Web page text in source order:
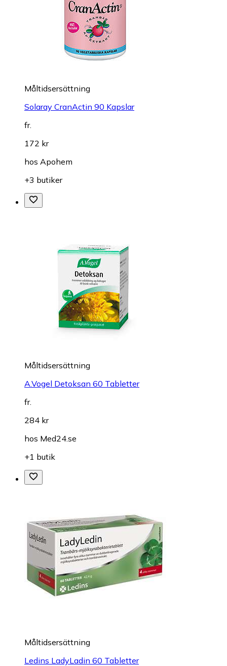
Måltidsersättning
Solaray CranActin 90 Kapslar
fr.
172 kr
hos Apohem
+3 butiker
Måltidsersättning
A.Vogel Detoksan 60 Tabletter
fr.
284 kr
hos Med24.se
+1 butik
Måltidsersättning
Ledins LadyLadin 60 Tabletter